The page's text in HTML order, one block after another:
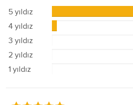
5 yıldız
4 yıldız
3 yıldız
2 yıldız
1 yıldız